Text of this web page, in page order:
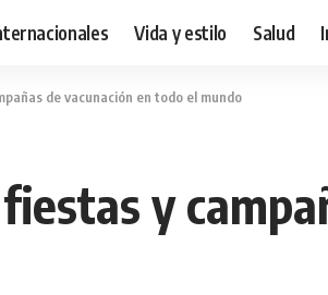
Vida y estilo Salud
de vacunación en todo el mundo
y